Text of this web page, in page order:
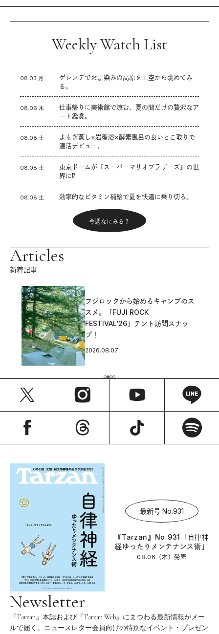
Weekly Watch List
08.03 月
ゲレンデでお馴染みの高原を上空から眺めてみ
る。
08.06 木
仕事帰りに美術館で涼む、夏の間だけの贅沢なア
ート鑑賞。
08.08 土
よもぎ蒸し×岩盤浴×酵素風呂の良いとこ取りで
温活デビュー。
08.08 土
東京ドームが『スーパーマリオブラザーズ』の世
界に⁉︎
08.08 土 効率的なビタミン補給で夏を快適に乗り切る。
今週なにみる？
Articles
新着記事
フジロックから始めるキャンプのス
スメ。「FUJI ROCK
FESTIVAL’26」テント訪問スナッ
プ！
2026.08.07
最新号 No.931
『Tarzan』No.931「自律神
経ゆったりメンテナンス術」
08.06（木）発売
Newsletter
『Tarzan』本誌および『Tarzan Web』にまつわる最新情報がメー
ルで届く。ニュースレター会員向けの特別なイベント・プレゼン